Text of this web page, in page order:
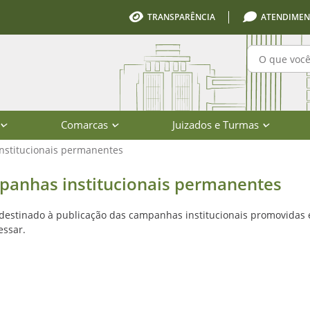
TRANSPARÊNCIA
Comarcas Juizados e Turmas
permanentes
- Corregedoria-Geral da
institucionais permanentes
à publicação das campanhas institucionais